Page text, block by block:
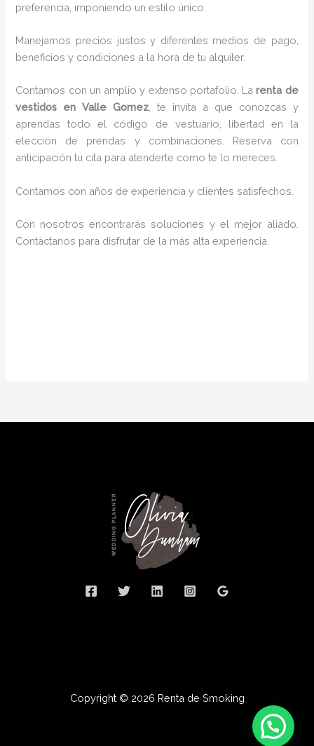
preferencia, imponiendo un estilo único.
Manejamos precios justos y diferentes medios de pago,
beneficios y condiciones a la hora de tu alquiler.
Contamos con un amplio y extenso portafolio. Larenta de
vestidos en Valle Gomez, te invita a que conozcas y
aprendas todo el código de vestuario, libertad en la
elección de prendas y combinaciones. Reserva con
anticipación tu cita para atenderte como te lo mereces.
Contamos con años de experiencia y clientes satisfechos.
Con nosotros encontrarás soluciones y el mejor aliado.
Contáctanos para disfrutar de la más alta experiencia.
Copyright © 2026 Renta de Smoking